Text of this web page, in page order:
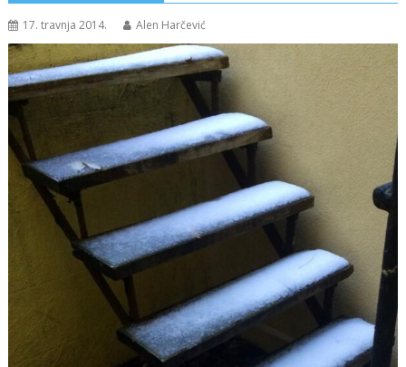
17. travnja 2014. Alen Harčević